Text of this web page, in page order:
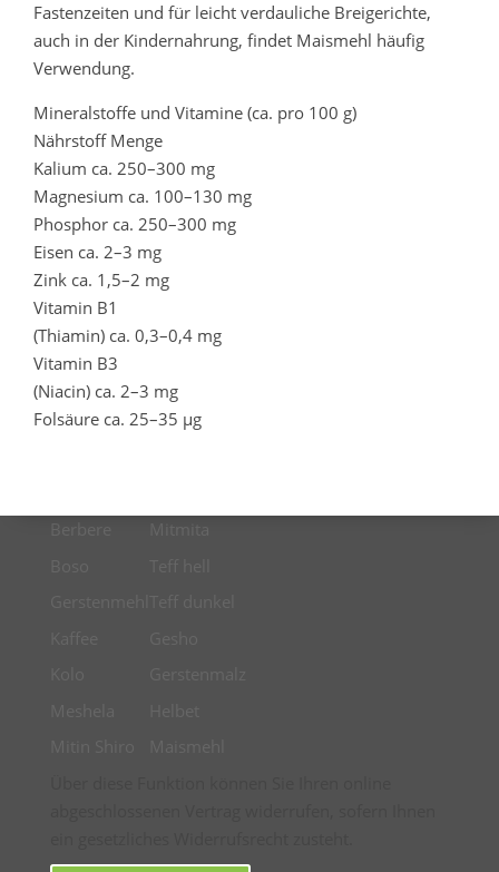
Fastenzeiten und für leicht verdauliche Breigerichte,
auch in der Kindernahrung, findet Maismehl häufig
Verwendung.
Mineralstoffe und Vitamine (ca. pro 100 g)
Nährstoff Menge
Kalium ca. 250–300 mg
Magnesium ca. 100–130 mg
Phosphor ca. 250–300 mg
Eisen ca. 2–3 mg
Zink ca. 1,5–2 mg
Vitamin B1
(Thiamin) ca. 0,3–0,4 mg
Vitamin B3
(Niacin) ca. 2–3 mg
Folsäure ca. 25–35 µg
Berbere
Mitmita